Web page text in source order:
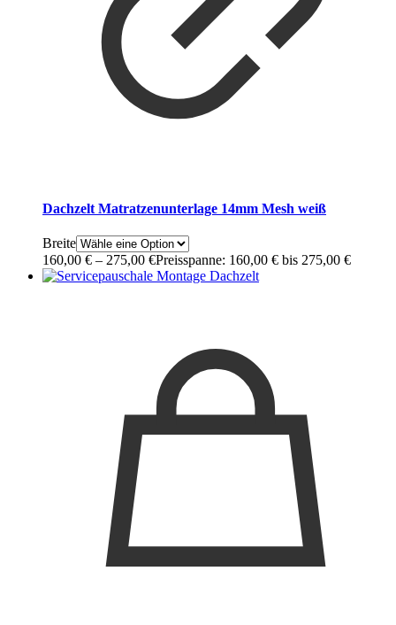
Dachzelt Matratzenunterlage 14mm Mesh weiß
Breite
160,00 € – 275,00 €Preisspanne: 160,00 € bis 275,00 €